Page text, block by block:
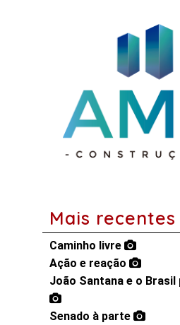
Mais recentes
Caminho livre
Ação e reação
João Santana e o
Senado à parte